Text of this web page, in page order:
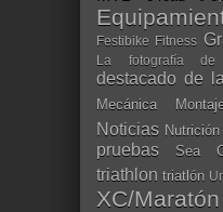
Festibike Fitness
La fotografía
destacado de
Mecánica
Noticias Nutrición
pruebas Sea
triathlon triatlón
XC/Maratón